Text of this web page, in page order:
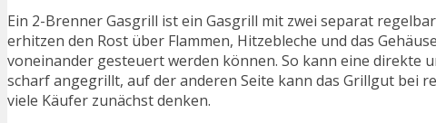
Ein 2-Brenner Gasgrill ist ein Gasgrill mit zwei separat
erhitzen den Rost über Flammen, Hitzebleche und das
voneinander gesteuert werden können. So kann eine direkte
scharf angegrillt, auf der anderen Seite kann das Grillgut bei
viele Käufer zunächst denken.